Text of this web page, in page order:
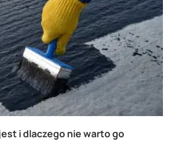
i dlaczego nie warto go